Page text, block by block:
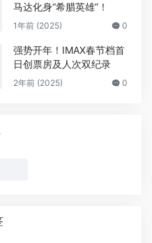
马达化身“希腊英雄”！
1年前 (2025) 0
强势开年！IMAX春节档首
日创票房及人次双纪录
2年前 (2025) 0